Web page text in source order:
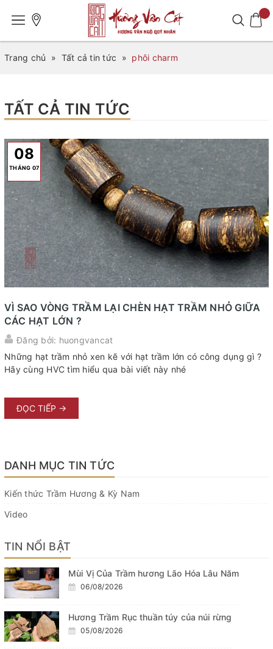
Trang chủ » Tất cả tin tức » phôi charm
TẤT CẢ TIN TỨC
08
THÁNG 07
VÌ SAO VÒNG TRẦM LẠI CHÈN HẠT TRẦM NHỎ GIỮA
CÁC HẠT LỚN ?
Đăng bởi: huongvancat
Những hạt trầm nhỏ xen kẽ với hạt trầm lớn có công dụng gì ?
Hãy cùng HVC tìm hiểu qua bài viết này nhé
ĐỌC TIẾP →
DANH MỤC TIN TỨC
Kiến thức Trầm Hương & Kỳ Nam
Video
TIN NỔI BẬT
Mùi Vị Của Trầm hương Lão Hóa Lâu Năm
06/08/2026
Hương Trầm Rục thuần túy của núi rừng
05/08/2026